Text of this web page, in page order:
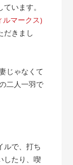
います。
ルマークス)
だきまし
じゃなくて
二人一羽で
ルで、打ち
したり、喫